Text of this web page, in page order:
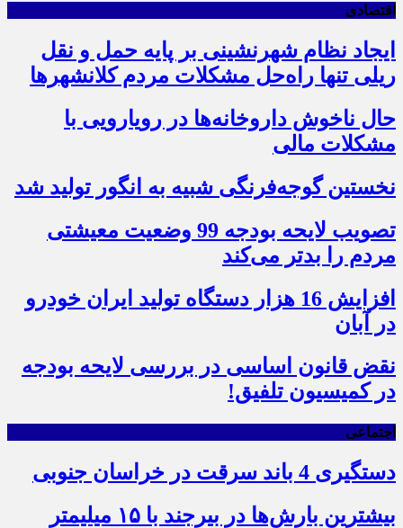
اقتصادی
ایجاد نظام شهرنشینی بر پایه حمل و نقل
ریلی تنها راه‌حل مشکلات مردم کلانشهرها
حال ناخوش داروخانه‌ها در رویارویی با
مشکلات مالی
نخستین گوجه‌فرنگی شبیه به انگور تولید شد
تصویب لایحه بودجه 99 وضعیت معیشتی
مردم را بدتر می‌کند
افزایش 16 هزار دستگاه تولید ایران خودرو
در آبان
نقض قانون اساسی در بررسی لایحه بودجه
در کمیسیون تلفیق!
اجتماعی
دستگیری 4 باند سرقت در خراسان جنوبی
بیشترین بارش‌ها در بیرجند با ۱۵ میلیمتر